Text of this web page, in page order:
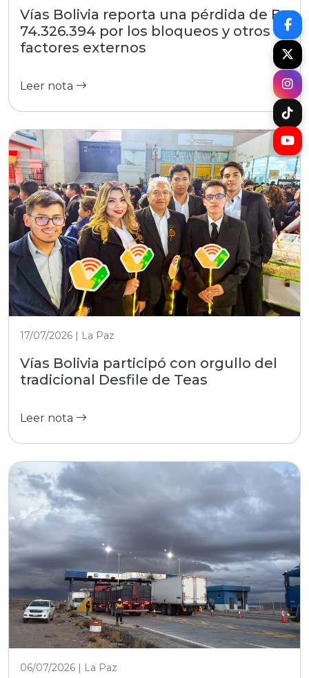
Vías Bolivia reporta una pérdida de Bs
74.326.394 por los bloqueos y otros
factores externos
Leer nota
17/07/2026 | La Paz
Vías Bolivia participó con orgullo del
tradicional Desfile de Teas
Leer nota
06/07/2026 | La Paz